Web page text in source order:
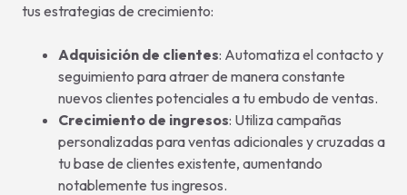
tus estrategias de crecimiento:
Adquisición de clientes: Automatiza el contacto y
seguimiento para atraer de manera constante
nuevos clientes potenciales a tu embudo de ventas.
Crecimiento de ingresos: Utiliza campañas
personalizadas para ventas adicionales y cruzadas a
tu base de clientes existente, aumentando
notablemente tus ingresos.